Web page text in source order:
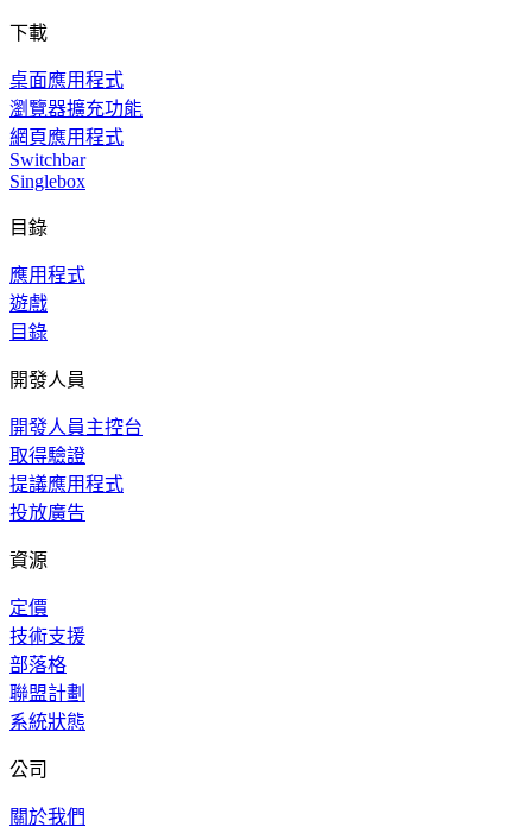
下載
桌面應用程式
瀏覽器擴充功能
網頁應用程式
Switchbar
Singlebox
目錄
應用程式
遊戲
目錄
開發人員
開發人員主控台
取得驗證
提議應用程式
投放廣告
資源
定價
技術支援
部落格
聯盟計劃
系統狀態
公司
關於我們